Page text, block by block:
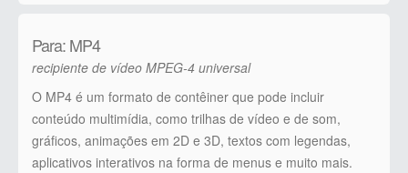
Para: MP4
recipiente de vídeo MPEG-4 universal
O MP4 é um formato de contêiner que pode incluir
conteúdo multimídia, como trilhas de vídeo e de som,
gráficos, animações em 2D e 3D, textos com legendas,
aplicativos interativos na forma de menus e muito mais.